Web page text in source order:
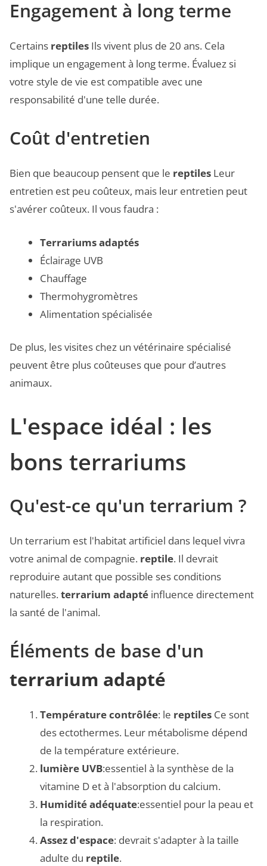
Engagement à long terme
Certains reptiles Ils vivent plus de 20 ans. Cela
implique un engagement à long terme. Évaluez si
votre style de vie est compatible avec une
responsabilité d'une telle durée.
Coût d'entretien
Bien que beaucoup pensent que le reptiles Leur
entretien est peu coûteux, mais leur entretien peut
s'avérer coûteux. Il vous faudra :
Terrariums adaptés
Éclairage UVB
Chauffage
Thermohygromètres
Alimentation spécialisée
De plus, les visites chez un vétérinaire spécialisé
peuvent être plus coûteuses que pour d’autres
animaux.
L'espace idéal : les
bons terrariums
Qu'est-ce qu'un terrarium ?
Un terrarium est l'habitat artificiel dans lequel vivra
votre animal de compagnie. reptile. Il devrait
reproduire autant que possible ses conditions
naturelles.terrarium adapté influence directement
la santé de l'animal.
Éléments de base d'un
terrarium adapté
Température contrôlée: le reptiles Ce sont
des ectothermes. Leur métabolisme dépend
de la température extérieure.
lumière UVB:essentiel à la synthèse de la
vitamine D et à l'absorption du calcium.
Humidité adéquate:essentiel pour la peau et
la respiration.
Assez d'espace: devrait s'adapter à la taille
adulte du reptile.